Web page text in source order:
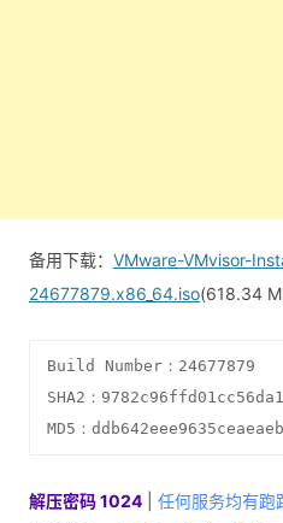
备用下载： VMware-VMvisor-
24677879.x86_64.iso(618.34
Build Number：24677879
SHA2：
MD5：
解压密码 1024
任何服务均有跑